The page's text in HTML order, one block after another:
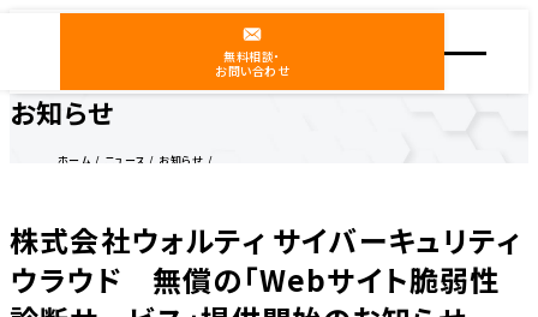
無料相談・
お問い合わせ
お知らせ
ホーム ニュース
お知らせ
株式会社ウォルティ サイバーキュリティ
ウラウド 無償の「Webサイト脆弱性